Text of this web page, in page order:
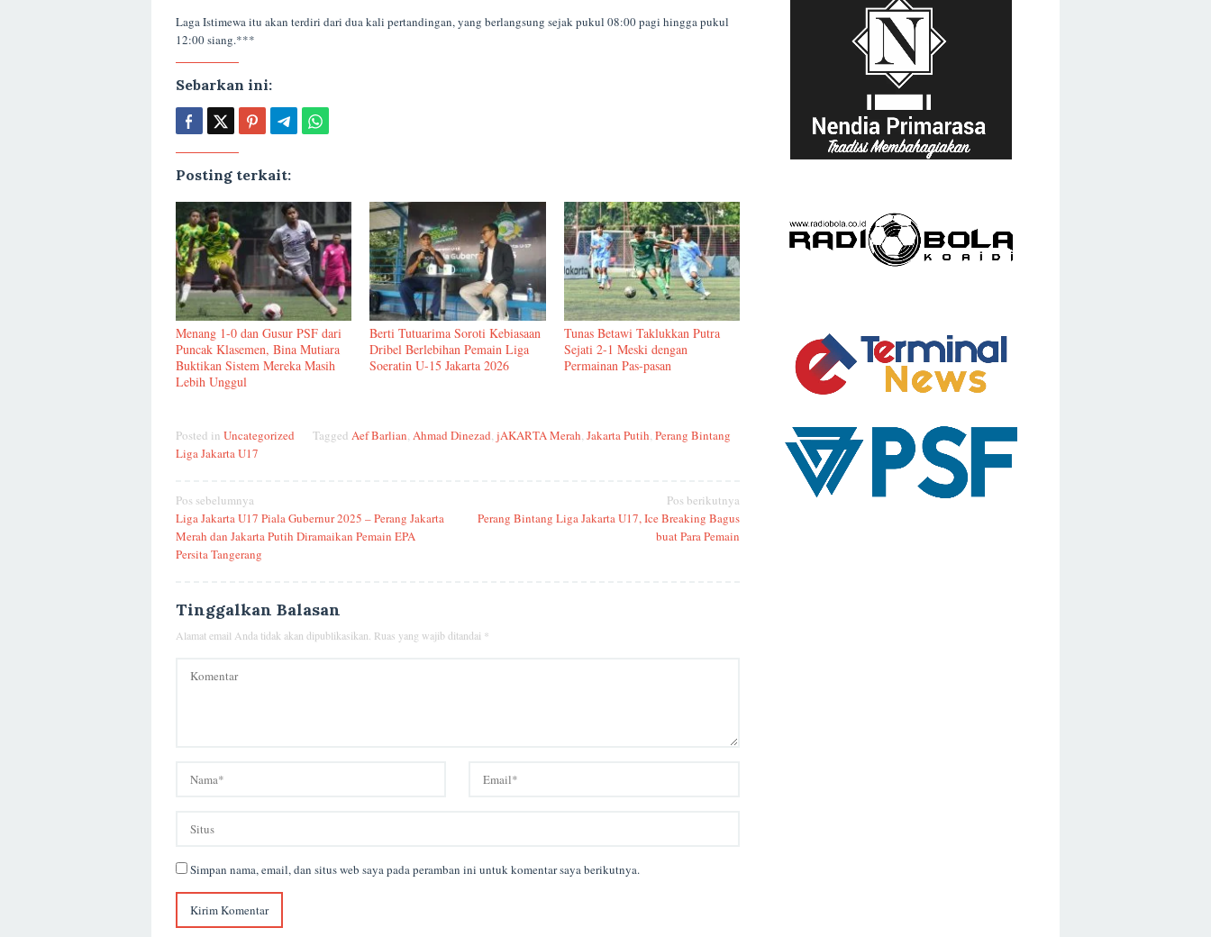
Laga Istimewa itu akan terdiri dari dua kali pertandingan, yang berlangsung sejak pukul 08:00 pagi hingga pukul
12:00 siang.***
Sebarkan ini:
Posting terkait:
Menang 1-0 dan Gusur PSF dari
Puncak Klasemen, Bina Mutiara
Buktikan Sistem Mereka Masih
Lebih Unggul
Berti Tutuarima Soroti Kebiasaan
Dribel Berlebihan Pemain Liga
Soeratin U-15 Jakarta 2026
Tunas Betawi Taklukkan Putra
Sejati 2-1 Meski dengan
Permainan Pas-pasan
Posted in Uncategorized Tagged Aef Barlian, Ahmad Dinezad, jAKARTA Merah, Jakarta Putih, Perang Bintang
Liga Jakarta U17
Navigasi
pos
Pos sebelumnya
Liga Jakarta U17 Piala Gubernur 2025 – Perang Jakarta
Merah dan Jakarta Putih Diramaikan Pemain EPA
Persita Tangerang
Pos berikutnya
Perang Bintang Liga Jakarta U17, Ice Breaking Bagus
buat Para Pemain
Tinggalkan Balasan
Alamat email Anda tidak akan dipublikasikan. Ruas yang wajib ditandai *
Simpan nama, email, dan situs web saya pada peramban ini untuk komentar saya berikutnya.